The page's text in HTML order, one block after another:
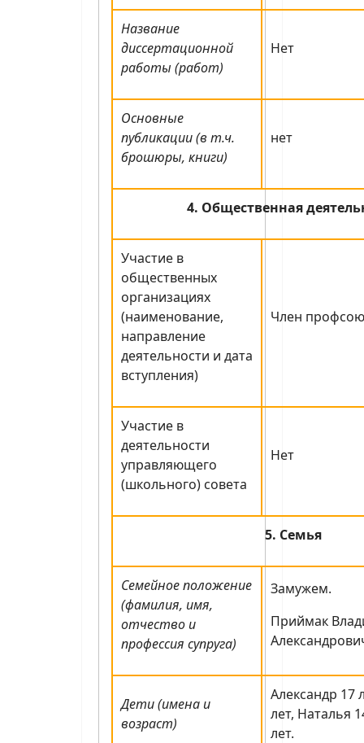
Название
диссертационной
работы (работ)
Нет
Основные
публикации (в т.ч.
брошюры, книги)
нет
4. Общественная
Участие в
общественных
организациях
(наименование,
направление
деятельности и дата
вступления)
Член
Участие в
деятельности
управляющего
(школьного) совета
Нет
5. Семья
Семейное положение
(фамилия, имя,
отчество и
профессия супруга)
Замужем.
Приймак
Дети (имена и
возраст)
Александр 17
лет, Наталья
лет.